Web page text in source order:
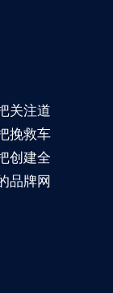
关注道
挽救车
创建全
品牌网